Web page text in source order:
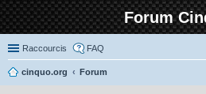
Forum
Raccourcis FAQ
cinquo.org Forum